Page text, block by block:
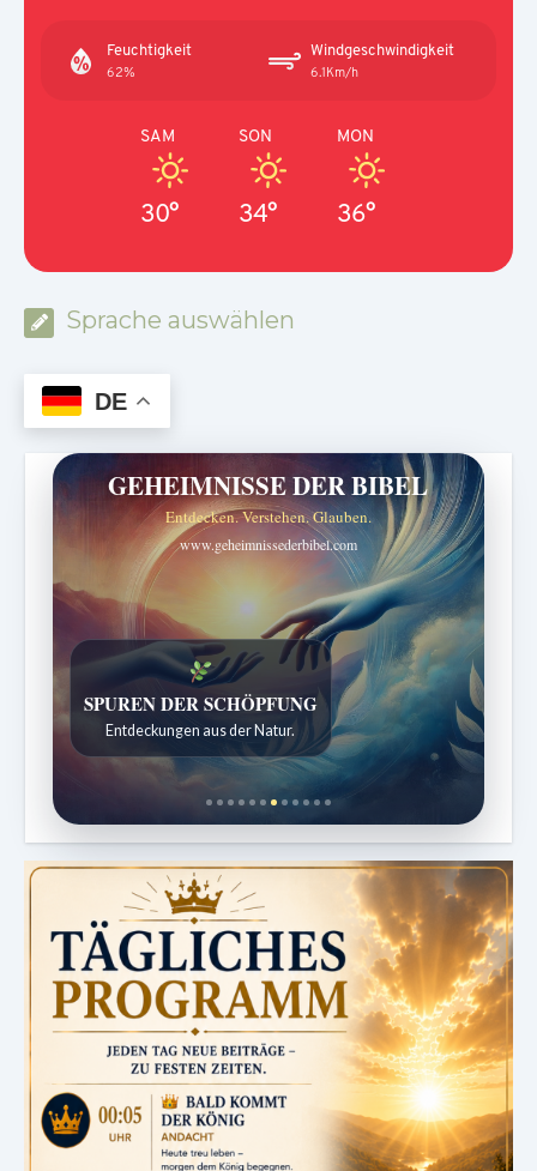
Feuchtigkeit
62%
Windgeschwindigkeit
6.1Km/h
SAM
30°
SON
34°
MON
36°
Sprache auswählen
DE
GEHEIMNISSE DER BIBEL
Entdecken. Verstehen. Glauben.
www.geheimnissederbibel.com
SPUREN DER SCHÖPFUNG
Entdeckungen aus der Natur.